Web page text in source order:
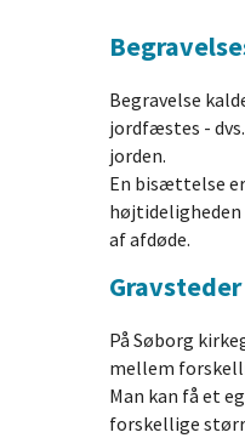
Begravelse
jordfæstes -
jorden.
En bisættelse
af afdøde.
Gravsteder
På Søborg
mellem
Man kan få et
forskellige